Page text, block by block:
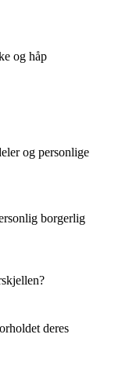
og håp
og personlige
borgerlig
deres